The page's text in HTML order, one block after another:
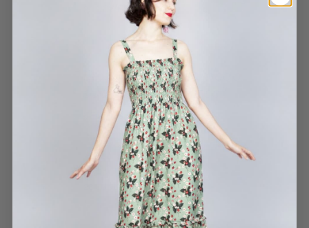
21 NOVIEMBRE, 2023
Sexy, precioso, cómodo,
suave.... maravilloso!!
VESTIDO PASIÓN
SARA
20 JUNIO, 2022